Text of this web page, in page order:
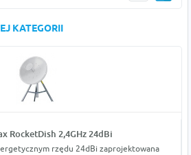
KATEGORII
RocketDish 2,4GHz 24dBi
rzędu 24dBi zaprojektowana